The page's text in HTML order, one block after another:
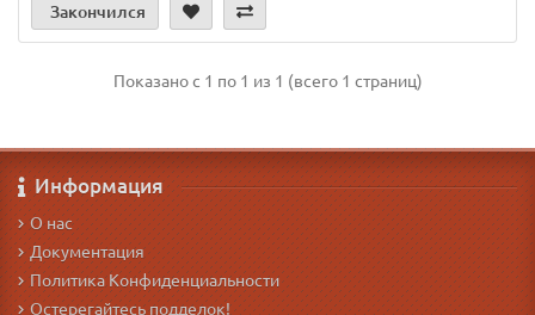
Закончился
Показано с 1 по 1 из 1 (всего 1 страниц)
Информация
О нас
Документация
Политика Конфиденциальности
Остерегайтесь подделок!